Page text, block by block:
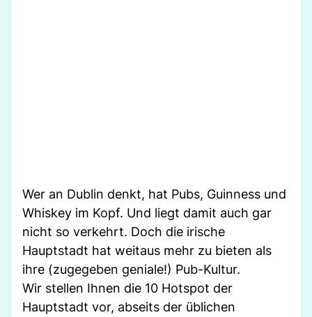
Wer an Dublin denkt, hat Pubs, Guinness und
Whiskey im Kopf. Und liegt damit auch gar
nicht so verkehrt. Doch die irische
Hauptstadt hat weitaus mehr zu bieten als
ihre (zugegeben geniale!) Pub-Kultur.
Wir stellen Ihnen die 10 Hotspot der
Hauptstadt vor, abseits der üblichen